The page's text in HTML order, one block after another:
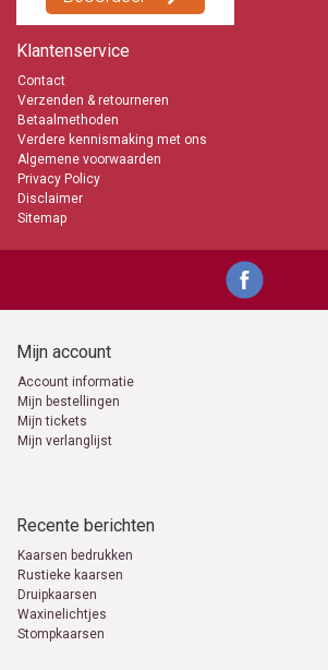
Klantenservice
Contact
Verzenden & retourneren
Betaalmethoden
Verdere kennismaking met ons
Algemene voorwaarden
Privacy Policy
Disclaimer
Sitemap
Mijn account
Account informatie
Mijn bestellingen
Mijn tickets
Mijn verlanglijst
Recente berichten
Kaarsen bedrukken
Rustieke kaarsen
Druipkaarsen
Waxinelichtjes
Stompkaarsen